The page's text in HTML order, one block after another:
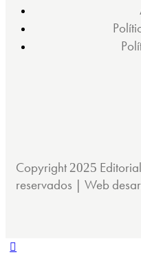
Copyright 2025
reservados | Web